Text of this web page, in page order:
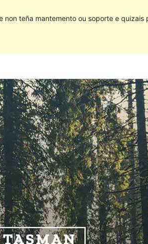
non teña mantemento ou soporte e